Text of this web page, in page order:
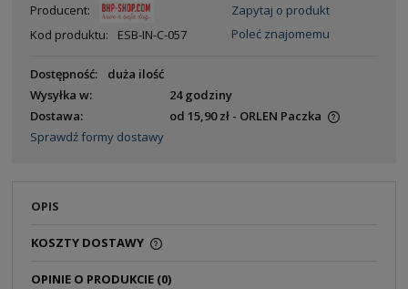
Producent:
Kod produktu:
ESB-IN-C-057
Zapytaj o produkt
Poleć znajomemu
Dostępność:
duża ilość
Wysyłka w:
24 godziny
Dostawa:
od 15,90 zł - ORLEN Paczka
Sprawdź formy dostawy
OPIS
KOSZTY DOSTAWY
OPINIE O PRODUKCIE (0)